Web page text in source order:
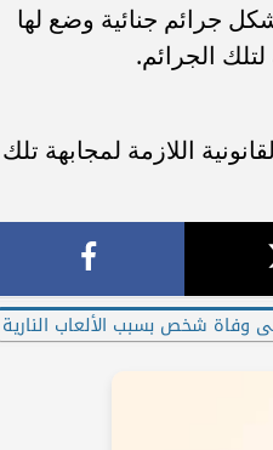
جرائم جنائية وضع لها
الجرائم.
اللازمة لمجابهة تلك
وفاة شخص بسبب الألعاب النارية